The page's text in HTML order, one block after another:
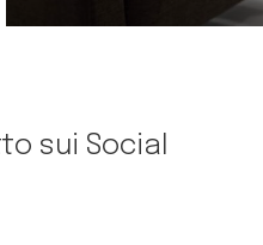
sui Social